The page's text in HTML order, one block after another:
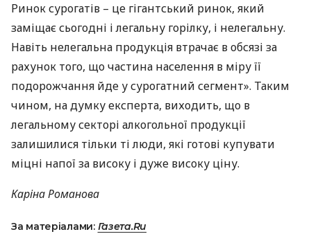
Ринок сурогатів – це гігантський ринок, який
заміщає сьогодні і легальну горілку, і нелегальну.
Навіть нелегальна продукція втрачає в обсязі за
рахунок того, що частина населення в міру її
подорожчання йде у сурогатний сегмент». Таким
чином, на думку експерта, виходить, що в
легальному секторі алкогольної продукції
залишилися тільки ті люди, які готові купувати
міцні напої за високу і дуже високу ціну.
Каріна Романова
За матеріалами: Газета.Ru